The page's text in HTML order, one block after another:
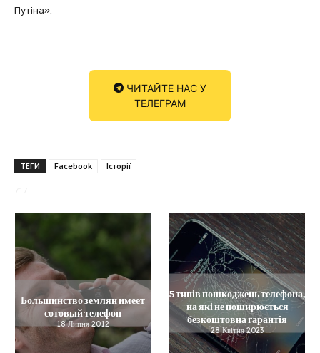
Путіна».
ЧИТАЙТЕ НАС У
ТЕЛЕГРАМ
ТЕГИ Facebook Історії
Большинство землян имеет
сотовый телефон
18 Липня 2012
5 типів пошкоджень телефона,
на які не поширюється
безкоштовна гарантія
28 Квітня 2023